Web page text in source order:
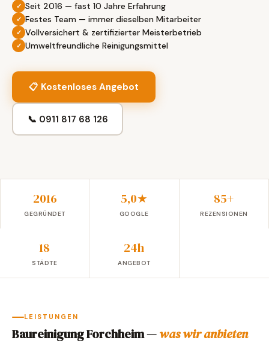
Seit 2016 — fast 10 Jahre Erfahrung
Festes Team — immer dieselben Mitarbeiter
Vollversichert & zertifizierter Meisterbetrieb
Umweltfreundliche Reinigungsmittel
📋 Kostenloses Angebot
📞 0911 817 68 126
2016
GEGRÜNDET
5,0★
GOOGLE
85+
REZENSIONEN
18
STÄDTE
24h
ANGEBOT
LEISTUNGEN
Baureinigung Forchheim —was wir anbieten